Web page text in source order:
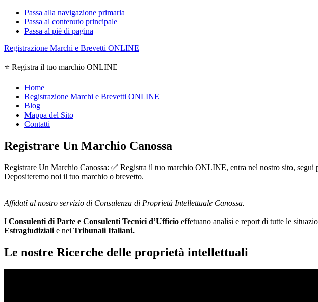
Passa alla navigazione primaria
Passa al contenuto principale
Passa al piè di pagina
Registrazione Marchi e Brevetti ONLINE
⭐ Registra il tuo marchio ONLINE
Home
Registrazione Marchi e Brevetti ONLINE
Blog
Mappa del Sito
Contatti
Registrare Un Marchio Canossa
Registrare Un Marchio Canossa: ✅ Registra il tuo marchio ONLINE, entra nel nostro sito,
Depositeremo noi il tuo marchio o brevetto.
Affidati al nostro servizio di Consulenza di Proprietà Intellettuale Canossa.
I Consulenti di Parte e Consulenti Tecnici d’Ufficio effetuano analisi e report di tutte le
Estragiudiziali e nei Tribunali Italiani.
Le nostre Ricerche delle proprietà intellettuali